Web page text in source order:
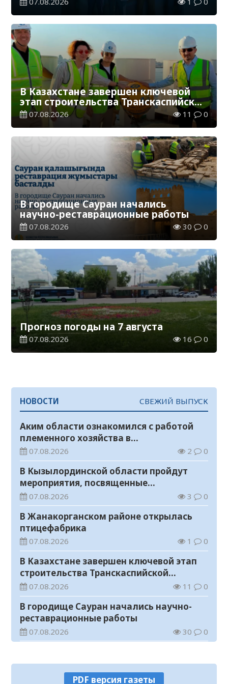
В Казахстане завершен ключевой
этап строительства Транскаспийской
волоконно-оптической линии связи
07.08.2026 11 0
В городище Сауран начались
научно-реставрационные работы
07.08.2026 30 0
Прогноз погоды на 7 августа
07.08.2026 16 0
НОВОСТИ СВЕЖИЙ ВЫПУСК
Аким области ознакомился с работой
племенного хозяйства в
Жанакорганском районе
07.08.2026 2 0
В Кызылординской области пройдут
мероприятия, посвященные
Международному дню молодежи
07.08.2026 3 0
В Жанакорганском районе открылась
птицефабрика
07.08.2026 1 0
В Казахстане завершен ключевой этап
строительства Транскаспийской
волоконно-оптической линии связи
07.08.2026 11 0
В городище Сауран начались научно-
реставрационные работы
07.08.2026 30 0
07.08.2026 16 0
PDF версия газеты